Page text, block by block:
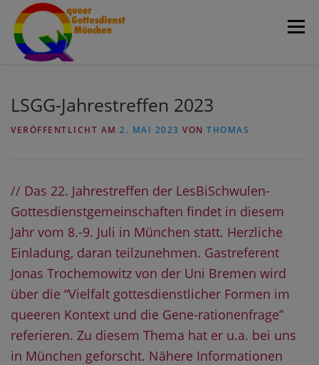
Zum
Inhalt
springen
Menü
Termine Kontakt & Orte Suche
LSGG-Jahrestreffen 2023
VERÖFFENTLICHT AM 2. MAI 2023 VON THOMAS
// Das 22. Jahrestreffen der LesBiSchwulen-
Gottesdienstgemeinschaften findet in diesem
Jahr vom 8.-9. Juli in München statt. Herzliche
Einladung, daran teilzunehmen. Gastreferent
Jonas Trochemowitz von der Uni Bremen wird
über die “Vielfalt gottesdienstlicher Formen im
queeren Kontext und die Gene-rationenfrage”
referieren. Zu diesem Thema hat er u.a. bei uns
in München geforscht. Nähere Informationen